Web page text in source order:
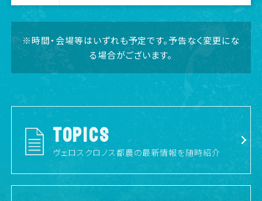
※時間・会場等はいずれも予定です。予告なく変更にな
る場合がございます。
TOPICS
ヴェロスクロノス都農の最新情報を随時紹介